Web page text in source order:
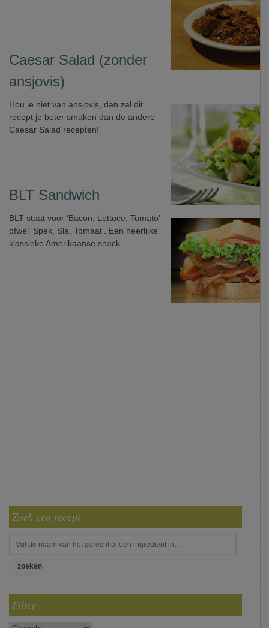
Caesar Salad (zonder
ansjovis)
Hou je niet van ansjovis, dan zal dit
recept je beter smaken dan de andere
Caesar Salad recepten!
BLT Sandwich
BLT staat voor ‘Bacon, Lettuce, Tomato’
ofwel ‘Spek, Sla, Tomaat’. Een heerlijke
klassieke Amerikaanse snack.
Zoek een recept
Filter